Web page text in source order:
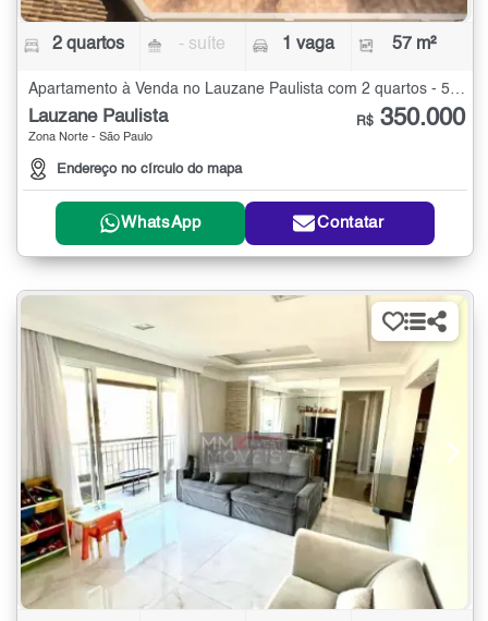
2 quartos - suíte 1 vaga 57 m²
Lauzane Paulista
Zona Norte - São Paulo
Endereço no círculo do mapa
R$ 350.000
WhatsApp Contatar